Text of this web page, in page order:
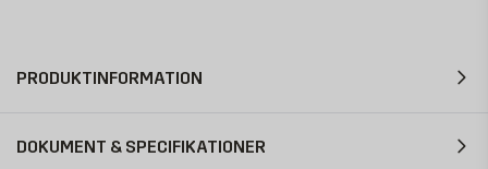
PRODUKTINFORMATION
DOKUMENT & SPECIFIKATIONER